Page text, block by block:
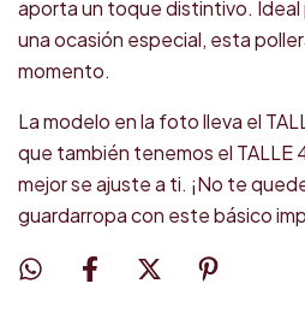
aporta un toque distintivo. Ideal
una ocasión especial, esta
momento.
La modelo en la foto lleva el
que también tenemos el TALLE
mejor se ajuste a ti. ¡No te
guardarropa con este básico